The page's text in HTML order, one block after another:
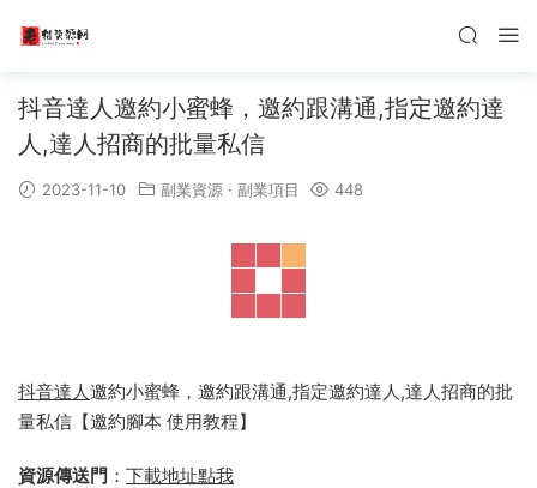
抖音達人邀約小蜜蜂，邀約跟溝通,指定邀約達
人,達人招商的批量私信
2023-11-10 副業資源 · 副業項目 448
抖音達人邀約小蜜蜂，邀約跟溝通,指定邀約達人,達人招商的批
量私信【邀約腳本 使用教程】
資源傳送門 ： 下載地址點我